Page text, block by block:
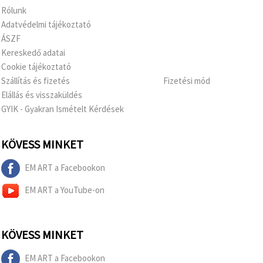
Rólunk
Adatvédelmi tájékoztató
ÁSZF
Kereskedő adatai
Cookie tájékoztató
Szállítás és fizetés
Elállás és visszaküldés
GYIK - Gyakran Ismételt Kérdések
Fizetési mód
KÖVESS MINKET
EM ART a Facebookon
EM ART a YouTube-on
KÖVESS MINKET
EM ART a Facebookon